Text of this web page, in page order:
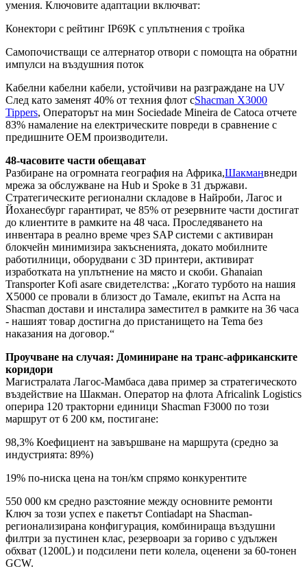
умения. Ключовите адаптации включват:
Конектори с рейтинг IP69K с уплътнения с тройка
Самопочистващи се алтернатор отвори с помощта на обратни
импулси на въздушния поток
Кабелни кабелни кабели, устойчиви на разграждане на UV
След като заменят 40% от техния флот сShacman X3000
Tippers, Операторът на мин Sociedade Mineira de Catoca отчете
83% намаление на електрическите повреди в сравнение с
предишните OEM производители.
48-часовите части обещават
Разбиране на огромната география на Африка,Шакманвнедри
мрежа за обслужване на Hub и Spoke в 31 държави.
Стратегическите регионални складове в Найроби, Лагос и
Йоханесбург гарантират, че 85% от резервните части достигат
до клиентите в рамките на 48 часа. Проследяването на
инвентара в реално време чрез SAP системи с активиран
блокчейн минимизира закъсненията, докато мобилните
работилници, оборудвани с 3D принтери, активират
изработката на уплътнение на място и скоби. Ghanaian
Transporter Kofi asare свидетелства: „Когато турбото на нашия
X5000 се провали в близост до Тамале, екипът на Acrra на
Shacman достави и инсталира заместител в рамките на 36 часа
- нашият товар достигна до пристанището на Tema без
наказания на договор.“
Проучване на случая: Доминиране на транс-африканските
коридори
Магистралата Лагос-Мамбаса дава пример за стратегическото
въздействие на Шакман. Оператор на флота Africalink Logistics
оперира 120 тракторни единици Shacman F3000 по този
маршрут от 6 200 км, постигане:
98,3% Коефициент на завършване на маршрута (средно за
индустрията: 89%)
19% по-ниска цена на тон/км спрямо конкурентите
550 000 км средно разстояние между основните ремонти
Ключ за този успех е пакетът Contiadapt на Shacman-
регионализирана конфигурация, комбинираща въздушни
филтри за пустинен клас, резервоари за гориво с удължен
обхват (1200L) и подсилени пети колела, оценени за 60-тонен
GCW.